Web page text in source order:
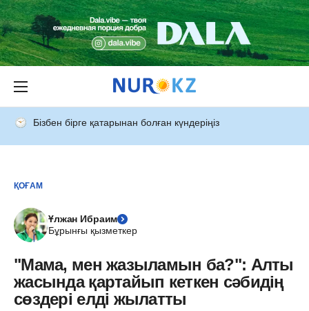
Бізбен бірге қатарынан болған күндеріңіз
ҚОҒАМ
Ұлжан Ибраим
Бұрынғы қызметкер
"Мама, мен жазыламын ба?": Алты
жасында қартайып кеткен сәбидің
сөздері елді жылатты